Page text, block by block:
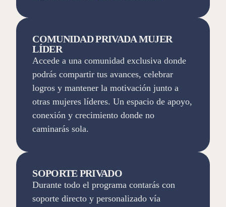
COMUNIDAD PRIVADA MUJER
LÍDER
Accede a una comunidad exclusiva donde
podrás compartir tus avances, celebrar
logros y mantener la motivación junto a
otras mujeres líderes. Un espacio de apoyo,
conexión y crecimiento donde no
caminarás sola.
SOPORTE PRIVADO
Durante todo el programa contarás con
soporte directo y personalizado vía